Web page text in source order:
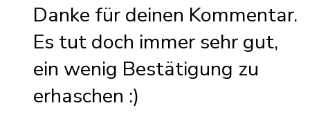
Danke für deinen Kommentar.
Es tut doch immer sehr gut,
ein wenig Bestätigung zu
erhaschen :)